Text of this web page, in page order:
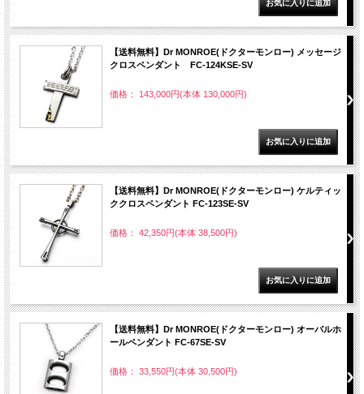
【送料無料】Dr MONROE(ドクターモンロー) メッセージ
クロスペンダント FC-124KSE-SV
価格： 143,000円(本体 130,000円)
【送料無料】Dr MONROE(ドクターモンロー) ケルティッ
ククロスペンダント FC-123SE-SV
価格： 42,350円(本体 38,500円)
【送料無料】Dr MONROE(ドクターモンロー) オーバルホ
ールペンダント FC-67SE-SV
価格： 33,550円(本体 30,500円)